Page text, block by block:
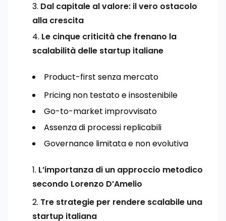
Dal capitale al valore: il vero ostacolo
alla crescita
Le cinque criticità che frenano la
scalabilità delle startup italiane
Product-first senza mercato
Pricing non testato e insostenibile
Go-to-market improvvisato
Assenza di processi replicabili
Governance limitata e non evolutiva
L’importanza di un approccio metodico
secondo Lorenzo D’Amelio
Tre strategie per rendere scalabile una
startup italiana